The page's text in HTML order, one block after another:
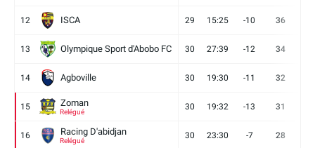
12 ISCA 29 15:25 -10 36
13 Olympique Sport d'Abobo FC 30 27:39 -12 34
14 Agboville 30 19:30 -11 32
15 Zoman
Relégué
30 19:32 -13 31
16 Racing D'abidjan
Relégué
30 23:30 -7 28